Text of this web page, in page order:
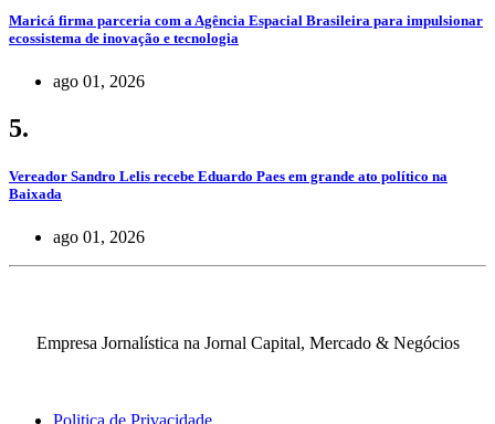
Maricá firma parceria com a Agência Espacial Brasileira para impulsionar
ecossistema de inovação e tecnologia
ago 01, 2026
5.
Vereador Sandro Lelis recebe Eduardo Paes em grande ato político na
Baixada
ago 01, 2026
Empresa Jornalística na Jornal Capital, Mercado & Negócios